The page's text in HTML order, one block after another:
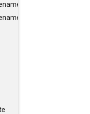
std::enable_if<
std::enable_if<